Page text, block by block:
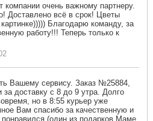
очень важному партнеру.
Доставлено всё в срок! Цветы
Благодарю команду, за
работу!!! Теперь только к
Вашему сервису. Заказ №25884,
доставку с 8 до 9 утра. Долго
но в 8:55 курьер уже
Вам спасибо за качественную и
(один из подарков Маме